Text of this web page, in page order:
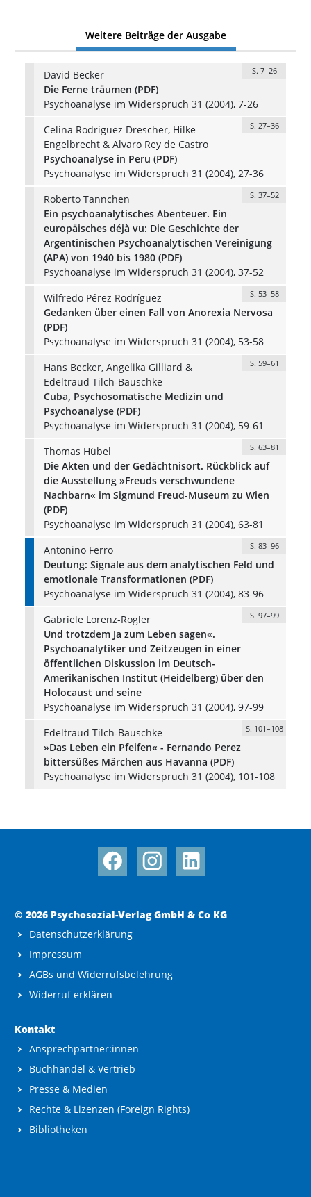
Weitere Beiträge der Ausgabe
David Becker S. 7–26
Die Ferne träumen (PDF)
Psychoanalyse im Widerspruch 31 (2004), 7-26
Celina Rodriguez Drescher, Hilke
Engelbrecht & Alvaro Rey de Castro
S. 27–36
Psychoanalyse in Peru (PDF)
Psychoanalyse im Widerspruch 31 (2004), 27-36
Roberto Tannchen
S. 37–52
Ein psychoanalytisches Abenteuer. Ein
europäisches déjà vu: Die Geschichte der
Argentinischen Psychoanalytischen Vereinigung
(APA) von 1940 bis 1980 (PDF)
Psychoanalyse im Widerspruch 31 (2004), 37-52
Wilfredo Pérez Rodríguez
S. 53–58
Gedanken über einen Fall von Anorexia Nervosa
(PDF)
Psychoanalyse im Widerspruch 31 (2004), 53-58
Hans Becker, Angelika Gilliard &
Edeltraud Tilch-Bauschke
S. 59–61
Cuba, Psychosomatische Medizin und
Psychoanalyse (PDF)
Psychoanalyse im Widerspruch 31 (2004), 59-61
Thomas Hübel
S. 63–81
Die Akten und der Gedächtnisort. Rückblick auf
die Ausstellung »Freuds verschwundene
Nachbarn« im Sigmund Freud-Museum zu Wien
(PDF)
Psychoanalyse im Widerspruch 31 (2004), 63-81
Antonino Ferro
S. 83–96
Deutung: Signale aus dem analytischen Feld und
emotionale Transformationen (PDF)
Psychoanalyse im Widerspruch 31 (2004), 83-96
Gabriele Lorenz-Rogler
S. 97–99
Und trotzdem Ja zum Leben sagen«.
Psychoanalytiker und Zeitzeugen in einer
öffentlichen Diskussion im Deutsch-
Amerikanischen Institut (Heidelberg) über den
Holocaust und seine
Psychoanalyse im Widerspruch 31 (2004), 97-99
Edeltraud Tilch-Bauschke
S. 101–108
»Das Leben ein Pfeifen« - Fernando Perez
bittersüßes Märchen aus Havanna (PDF)
Psychoanalyse im Widerspruch 31 (2004), 101-108
© 2026 Psychosozial-Verlag GmbH & Co KG
Datenschutzerklärung
Impressum
AGBs und Widerrufsbelehrung
Widerruf erklären
Kontakt
Ansprechpartner:innen
Buchhandel & Vertrieb
Presse & Medien
Rechte & Lizenzen (Foreign Rights)
Bibliotheken